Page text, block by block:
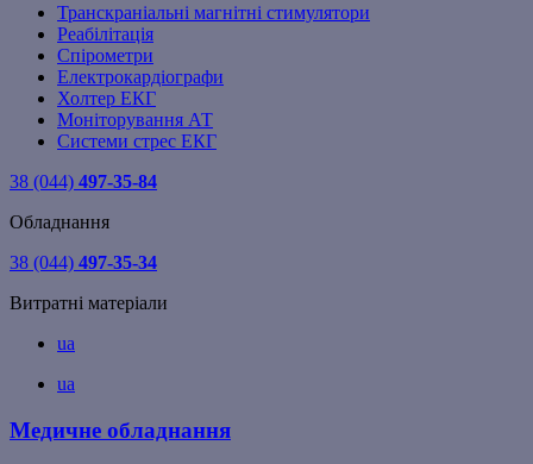
Транскраніальні магнітні стимулятори
Реабілітація
Спірометри
Електрокардіографи
Холтер ЕКГ
Моніторування АТ
Системи стрес ЕКГ
38 (044) 497-35-84
Обладнання
38 (044) 497-35-34
Витратні матеріали
ua
ua
Медичне обладнання